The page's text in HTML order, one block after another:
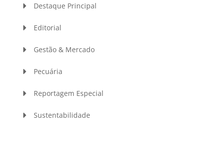
Destaque Principal
Editorial
Gestão & Mercado
Pecuária
Reportagem Especial
Sustentabilidade